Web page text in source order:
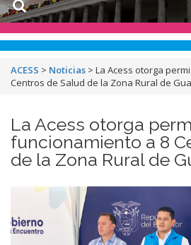
ACESS > Noticias > La Acess otorga
Centros de Salud de la Zona Rural de
La Acess otorga
funcionamiento a 8
de la Zona Rural de